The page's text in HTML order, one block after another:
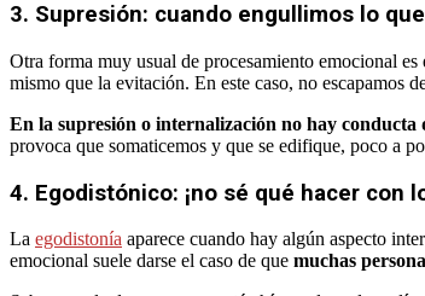
3. Supresión: cuando engullimos lo
Otra forma muy usual de procesamiento emocional es
mismo que la evitación. En este caso, no escapamos
En la supresión o internalización no hay conducta
provoca que somaticemos y que se edifique, poco a
4. Egodistónico: ¡no sé qué hacer con
La egodistonía aparece cuando hay algún aspecto
emocional suele darse el caso de que muchas